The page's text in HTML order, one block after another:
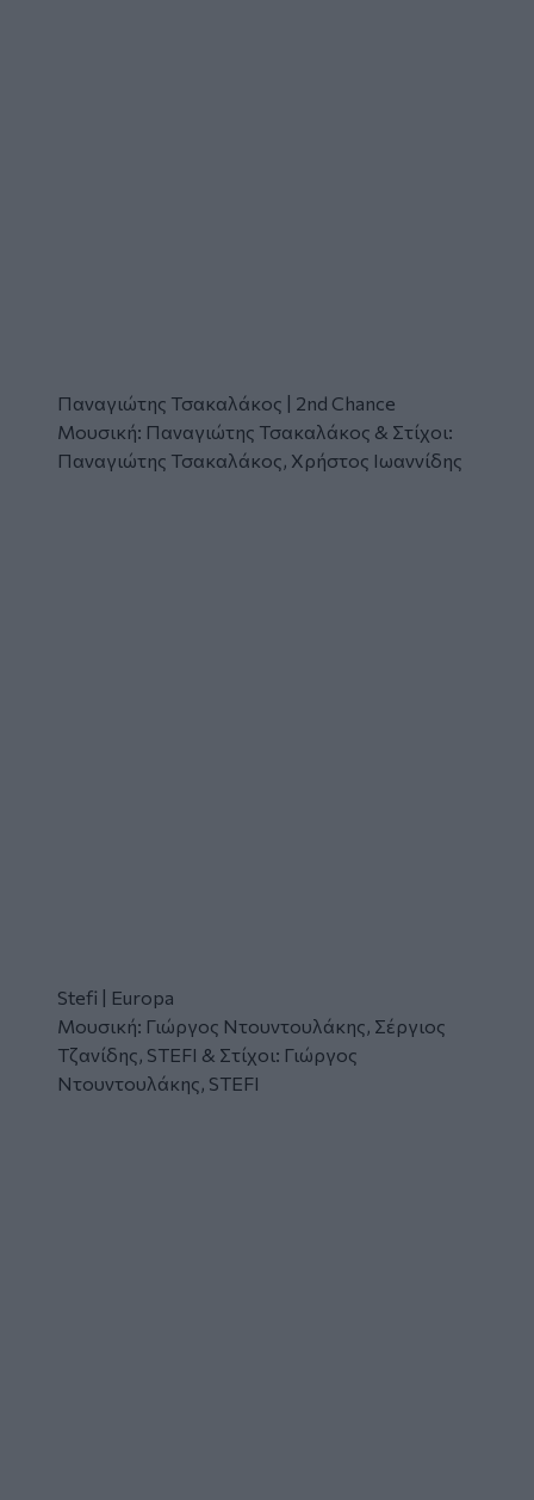
Παναγιώτης Τσακαλάκος | 2nd Chance
Μουσική: Παναγιώτης Τσακαλάκος & Στίχοι:
Παναγιώτης Τσακαλάκος, Χρήστος Ιωαννίδης
Stefi | Europa
Μουσική: Γιώργος Ντουντουλάκης, Σέργιος
Τζανίδης, STEFI & Στίχοι: Γιώργος
Ντουντουλάκης, STEFI